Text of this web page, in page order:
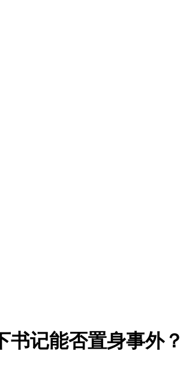
书记能否置身事外？